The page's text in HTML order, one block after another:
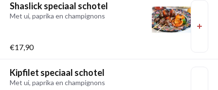
Shaslick speciaal schotel
Met ui, paprika en champignons
€17,90
Kipfilet speciaal schotel
Met ui, paprika en champignons